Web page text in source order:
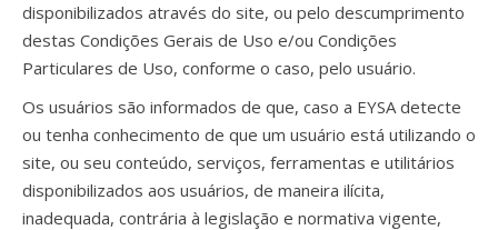
disponibilizados através do site, ou pelo descumprimento
destas Condições Gerais de Uso e/ou Condições
Particulares de Uso, conforme o caso, pelo usuário.
Os usuários são informados de que, caso a EYSA detecte
ou tenha conhecimento de que um usuário está utilizando o
site, ou seu conteúdo, serviços, ferramentas e utilitários
disponibilizados aos usuários, de maneira ilícita,
inadequada, contrária à legislação e normativa vigente,